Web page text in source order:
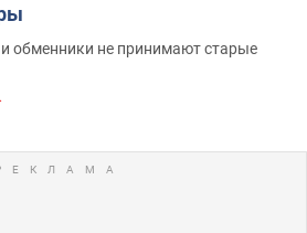
и обменники не принимают старые